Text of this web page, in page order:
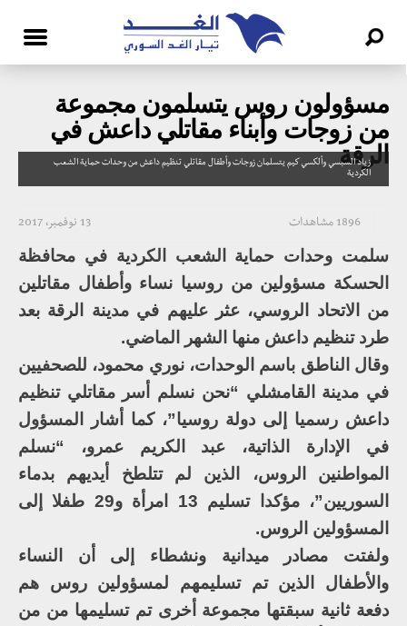
مسؤولون روس يتسلمون مجموعة
من زوجات وأبناء مقاتلي داعش في
الرقة
زياد السبسي وألكسي كيم يتسلمان زوجات وأطفال مقاتلي تنظيم داعش من وحدات حماية الشعب
الكردية
13 نوفمبر، 2017 1896 مشاهدات
سلمت وحدات حماية الشعب الكردية في محافظة
الحسكة مسؤولين من روسيا نساء وأطفال مقاتلين
من الاتحاد الروسي، عثر عليهم في مدينة الرقة بعد
طرد تنظيم داعش منها الشهر الماضي.
وقال الناطق باسم الوحدات، نوري محمود، للصحفيين
في مدينة القامشلي “نحن نسلم أسر مقاتلي تنظيم
داعش رسميا إلى دولة روسيا”، كما أشار المسؤول
في الإدارة الذاتية، عبد الكريم عمرو، “نسلم
المواطنين الروس، الذين لم تتلطخ أيديهم بدماء
السوريين”، مؤكدا تسليم 13 امرأة و29 طفلا إلى
المسؤولين الروس.
ولفتت مصادر ميدانية ونشطاء إلى أن النساء
والأطفال الذين تم تسليمهم لمسؤولين روس هم
دفعة ثانية سبقتها مجموعة أخرى تم تسليمها من من